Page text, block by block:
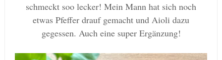
schmeckt soo lecker! Mein Mann hat sich noch
etwas Pfeffer drauf gemacht und Aioli dazu
gegessen. Auch eine super Ergänzung!